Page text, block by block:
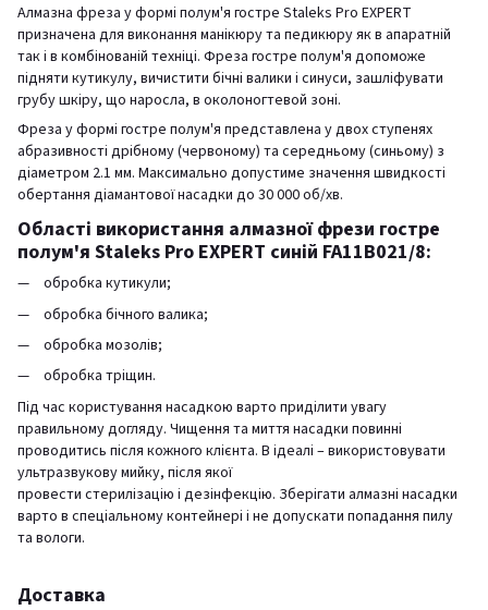
Алмазна фреза у формі полум'я гостре Staleks Pro EXPERT
призначена для виконання манікюру та педикюру як в апаратній
так і в комбінованій техніці. Фреза гостре полум'я допоможе
підняти кутикулу, вичистити бічні валики і синуси, зашліфувати
грубу шкіру, що наросла, в околоногтевой зоні.
Фреза у формі гостре полум'я представлена у двох ступенях
абразивності дрібному (червоному) та середньому (синьому) з
діаметром 2.1 мм. Максимально допустиме значення швидкості
обертання діамантової насадки до 30 000 об/хв.
Області використання алмазної фрези гостре
полум'я Staleks Pro EXPERT синій FA11B021/8:
обробка кутикули;
обробка бічного валика;
обробка мозолів;
обробка тріщин.
Під час користування насадкою варто приділити увагу
правильному догляду. Чищення та миття насадки повинні
проводитись після кожного клієнта. В ідеалі – використовувати
ультразвукову мийку, після якої
провести стерилізацію і дезінфекцію. Зберігати алмазні насадки
варто в спеціальному контейнері і не допускати попадання пилу
та вологи.
Доставка